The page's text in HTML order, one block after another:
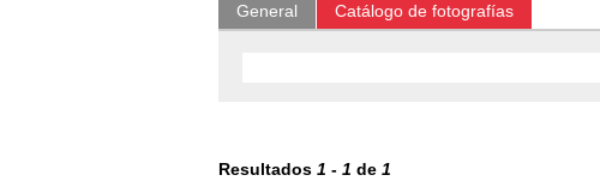
General Catálogo de fotografías
Resultados 1 - 1 de 1